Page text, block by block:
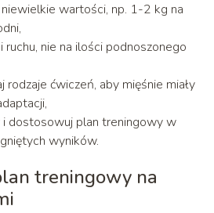
wartości, np. 1-2 kg na
ruchu, nie na ilości podnoszonego
rodzaje ćwiczeń, aby mięśnie miały
dostosowuj plan treningowy w
wyników.
treningowy na